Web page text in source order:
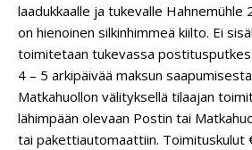
laadukkaalle ja tukevalle Hahnemühle
on hienoinen silkinhimmeä kiilto. Ei
toimitetaan tukevassa
4 – 5 arkipäivää maksun
Matkahuollon välityksellä tilaajan
lähimpään olevaan Postin tai
tai pakettiautomaattiin. Toimituskulut